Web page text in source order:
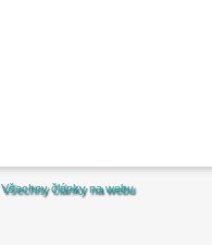
Všechny články na webu